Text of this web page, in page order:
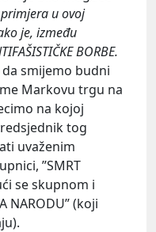
u ovoj
je, između
BORBE.
smijemo budni
Markovu trgu na
na kojoj
tog
uvaženim
”SMRT
se skupnom i
NARODU” (koji